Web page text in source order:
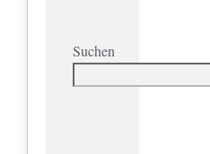
Suchen